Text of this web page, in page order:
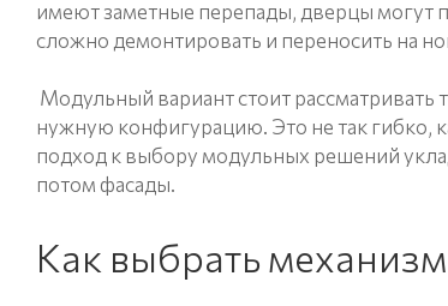
имеют заметные перепады, дверцы могут
сложно демонтировать и переносить на
Модульный вариант стоит рассматривать
нужную конфигурацию. Это не так гибко,
подход к выбору модульных решений
потом фасады.
Как выбрать